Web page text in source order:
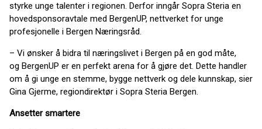
styrke unge talenter i regionen. Derfor inngår Sopra Steria en
hovedsponsoravtale med BergenUP, nettverket for unge
profesjonelle i Bergen Næringsråd.
– Vi ønsker å bidra til næringslivet i Bergen på en god måte,
og BergenUP er en perfekt arena for å gjøre det. Dette handler
om å gi unge en stemme, bygge nettverk og dele kunnskap, sier
Gina Gjerme, regiondirektør i Sopra Steria Bergen.
Ansetter smartere